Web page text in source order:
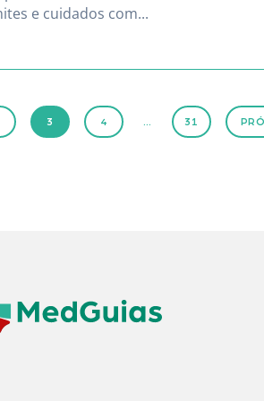
e cuidados com...
3 4 … 31